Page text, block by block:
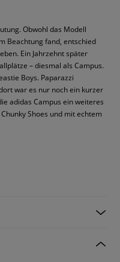
Obwohl das Modell
Beachtung fand, entschied
Ein Jahrzehnt später
– diesmal als Campus.
Boys. Paparazzi
war es nur noch ein kurzer
adidas Campus ein weiteres
Shoes und mit echtem